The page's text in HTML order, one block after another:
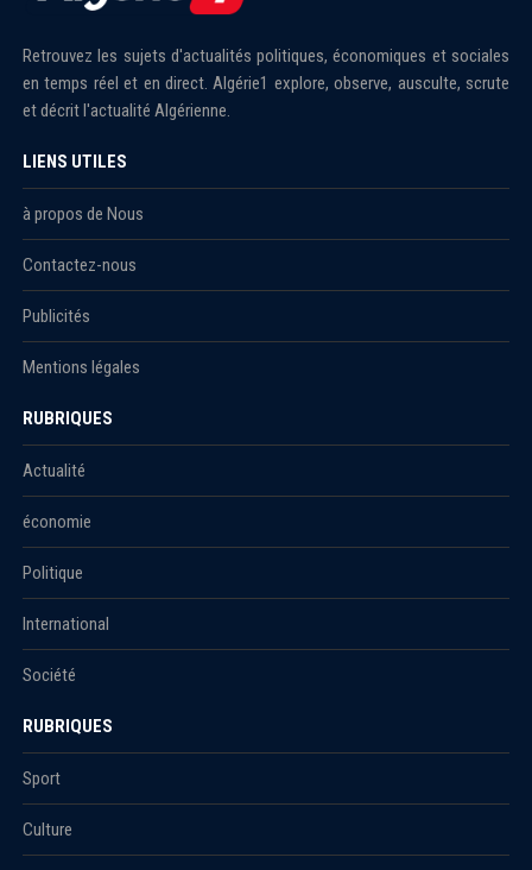
Retrouvez les sujets d'actualités politiques, économiques et sociales
en temps réel et en direct. Algérie1 explore, observe, ausculte, scrute
et décrit l'actualité Algérienne.
LIENS UTILES
à propos de Nous
Contactez-nous
Publicités
Mentions légales
RUBRIQUES
Actualité
économie
Politique
International
Société
RUBRIQUES
Sport
Culture